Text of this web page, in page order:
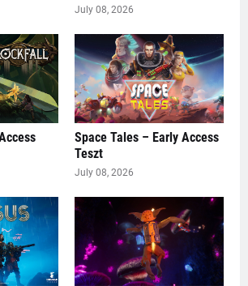
July 08, 2026
Space Tales – Early Access
Teszt
July 08, 2026